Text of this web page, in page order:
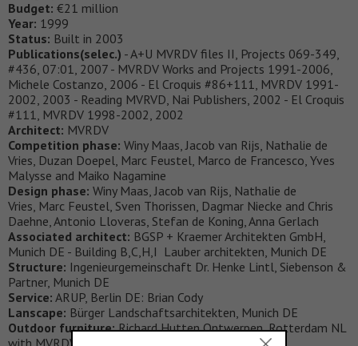
Budget: €21 million
Year: 1999
Status: Built in 2003
Publications(selec.) - A+U MVRDV files II, Projects 069-349,
#436, 07:01, 2007 - MVRDV Works and Projects 1991-2006,
Michele Costanzo, 2006 - El Croquis #86+111, MVRDV 1991-
2002, 2003 - Reading MVRVD, Nai Publishers, 2002 - El Croquis
#111, MVRDV 1998-2002, 2002
Architect: MVRDV
Competition phase: Winy Maas, Jacob van Rijs, Nathalie de
Vries, Duzan Doepel, Marc Feustel, Marco de Francesco, Yves
Malysse and Maiko Nagamine
Design phase: Winy Maas, Jacob van Rijs, Nathalie de
Vries, Marc Feustel, Sven Thorissen, Dagmar Niecke and Chris
Daehne, Antonio Lloveras, Stefan de Koning, Anna Gerlach
Associated architect: BGSP + Kraemer Architekten GmbH,
Munich DE - Building B,C,H,I Lauber architekten, Munich DE
Structure: Ingenieurgemeinschaft Dr. Henke Lintl, Siebenson &
Partner, Munich DE
Service: ARUP, Berlin DE: Brian Cody
Lanscape: Bürger Landschaftsarchitekten, Munich DE
Outdoor furniture:Richard Hutten Ontwerpen, Rotterdam NL